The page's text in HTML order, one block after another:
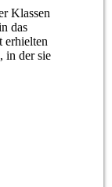
Klassen
das
erhielten
in der sie